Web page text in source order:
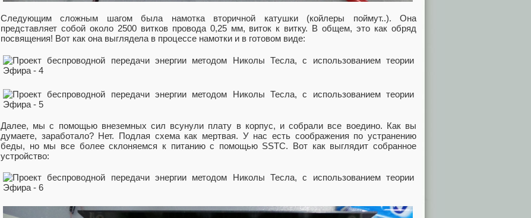
Следующим сложным шагом была намотка вторичной катушки (койлеры поймут..). Она
представляет собой около 2500 витков провода 0,25 мм, виток к витку. В общем, это как обряд
посвящения! Вот как она выглядела в процессе намотки и в готовом виде:
Далее, мы с помощью внеземных сил всунули плату в корпус, и собрали все воедино. Как вы
думаете, заработало? Нет. Подлая схема как мертвая. У нас есть соображения по устранению
беды, но мы все более склоняемся к питанию с помощью SSTC. Вот как выглядит собранное
устройство: